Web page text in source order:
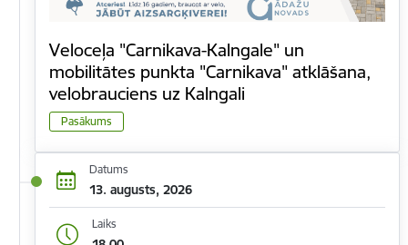
Veloceļa "Carnikava-Kalngale" un
mobilitātes punkta "Carnikava" atklāšana,
velobrauciens uz Kalngali
Pasākums
Datums
13. augusts, 2026
Laiks